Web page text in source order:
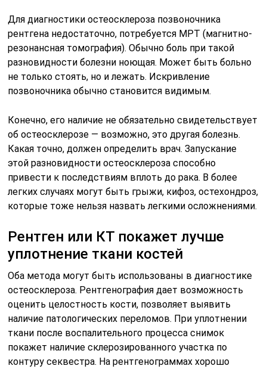
Для диагностики остеосклероза позвоночника
рентгена недостаточно, потребуется МРТ (магнитно-
резонансная томография). Обычно боль при такой
разновидности болезни ноющая. Может быть больно
не только стоять, но и лежать. Искривление
позвоночника обычно становится видимым.
Конечно, его наличие не обязательно свидетельствует
об остеосклерозе — возможно, это другая болезнь.
Какая точно, должен определить врач. Запускание
этой разновидности остеосклероза способно
привести к последствиям вплоть до рака. В более
легких случаях могут быть грыжи, кифоз, остехондроз,
которые тоже нельзя назвать легкими осложнениями.
Рентген или КТ покажет лучше
уплотнение ткани костей
Оба метода могут быть использованы в диагностике
остеосклероза. Рентгенография дает возможность
оценить целостность кости, позволяет выявить
наличие патологических переломов. При уплотнении
ткани после воспалительного процесса снимок
покажет наличие склерозированного участка по
контуру секвестра. На рентгенограммах хорошо